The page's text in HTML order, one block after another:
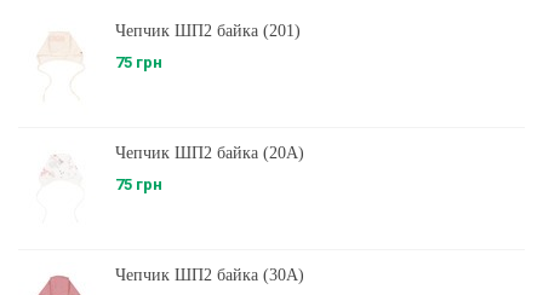
Чепчик ШП2 байка (201)
75 грн
Чепчик ШП2 байка (20A)
75 грн
Чепчик ШП2 байка (30A)